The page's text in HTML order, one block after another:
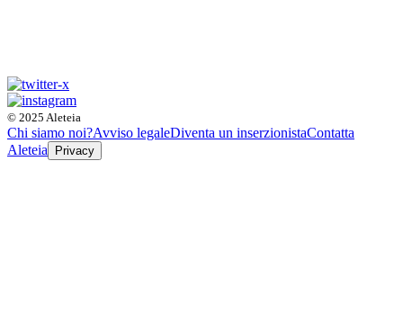
© 2025 Aleteia
Chi siamo noi?Avviso legaleDiventa un inserzionistaContatta
Aleteia
Privacy